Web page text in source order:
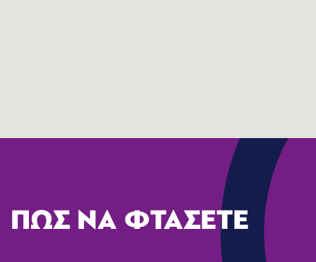
ΠΩΣ ΝΑ ΦΤΑΣΕΤΕ